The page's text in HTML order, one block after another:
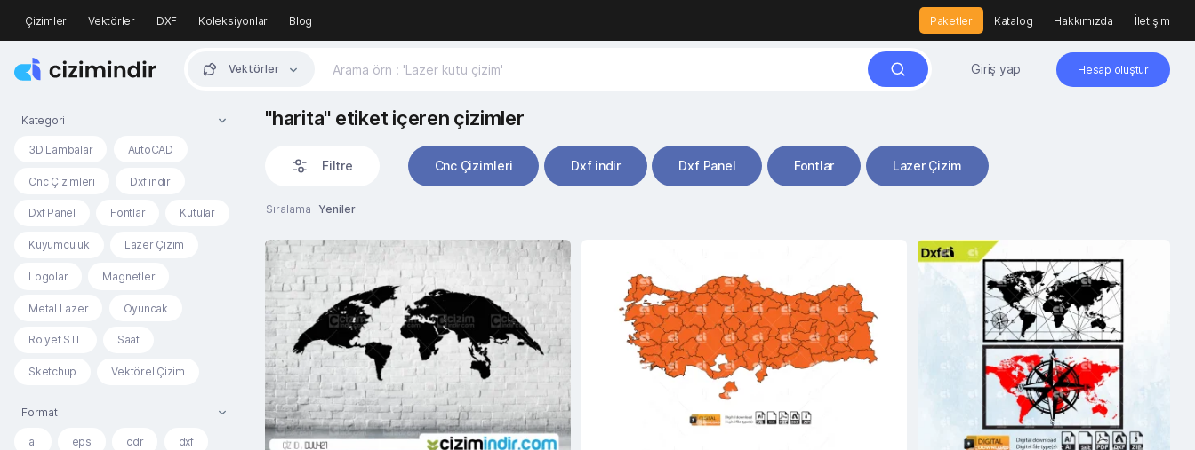
Çizimler Vektörler DXF Koleksiyonlar Blog Paketler Katalog Hakkımızda İletişim
Vektörler Giriş yap Hesap oluştur
Kategori
3D Lambalar AutoCAD
Cnc Çizimleri Dxf indir
Dxf Panel Fontlar Kutular
Kuyumculuk Lazer Çizim
Logolar Magnetler
Metal Lazer Oyuncak
Rölyef STL Saat
Sketchup Vektörel Çizim
Format
ai eps cdr dxf
"harita" etiket içeren çizimler
Filtre Cnc Çizimleri Dxf indir Dxf Panel Fontlar Lazer Çizim
Sıralama Yeniler